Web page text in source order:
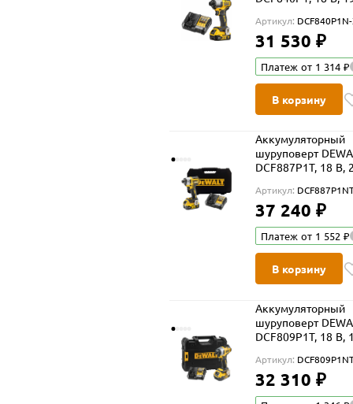
5 Ач и ЗУ
XJ)
Артикул:
31 530 ₽
Платеж от 1 314 ₽
В корзину
Аккумуляторный
шуруповерт
DCF887P1T, 18 В,
5 Ач и ЗУ, в кейсе
(DCF887P1NT-XJ)
Артикул:
37 240 ₽
Платеж от 1 552 ₽
В корзину
Аккумуляторный
шуруповерт
DCF809P1T, 18 В,
5 Ач и ЗУ, в кейсе
(DCF809P1NT-XJ)
Артикул:
32 310 ₽